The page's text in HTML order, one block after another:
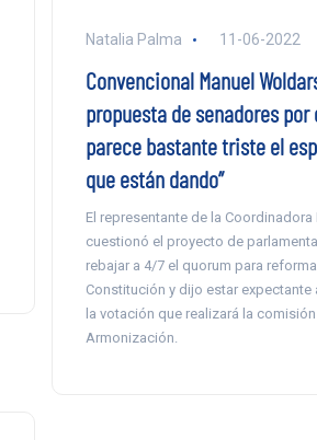
Natalia Palma 11-06-2022
Convencional Manuel
propuesta de senadores por
parece bastante triste el
que están dando”
El representante de la Coordinadora
cuestionó el proyecto de
rebajar a 4/7 el quorum para
Constitución y dijo estar expectante
la votación que realizará la
Armonización.